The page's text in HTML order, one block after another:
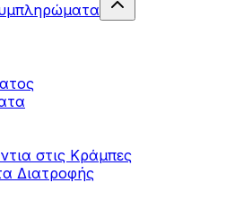
στις Κράμπες
Διατροφής